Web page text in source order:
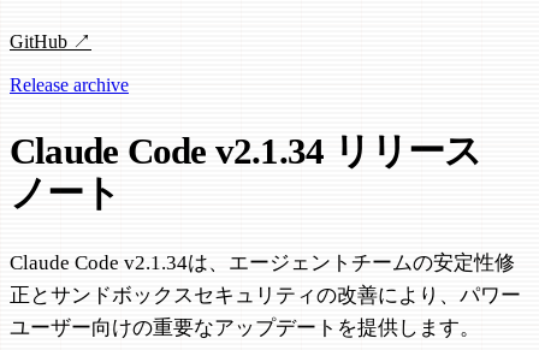
GitHub ↗
Release archive
Claude Code v2.1.34 リリース
ノート
Claude Code v2.1.34は、エージェントチームの安定性修
正とサンドボックスセキュリティの改善により、パワー
ユーザー向けの重要なアップデートを提供します。